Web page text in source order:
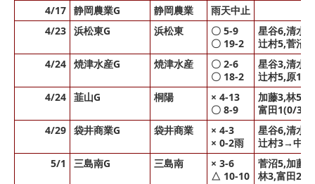
4/17 静岡農業G 静岡農業
雨天中止
4/23 浜松東G 浜松東
〇 5-9
〇 19-2
星谷6,清水
辻村5,菅沼
4/24 焼津水産G 焼津水産
〇 2-6
〇 18-2
星谷3,清水
辻村5,原1→
4/24 韮山G 桐陽
× 4-13
〇 8-9
加藤3,林5→
富田1(0/3),
4/29 袋井商業G 袋井商業
× 4-3
× 0-2雨
星谷6,清水
辻村3→中濱
5/1
三島南G 三島南
× 3-6
△ 10-10
菅沼5,加藤
林3,富田2,